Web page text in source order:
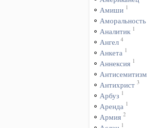
Амиши 1
Аморальность
Аналитик 1
Ангел 4
Анкета 1
Аннексия 1
Антисемитизм
Антихрист 3
Арбуз 1
Аренда 1
Армия 2
1